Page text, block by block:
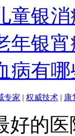
童银
年银
病有
专家 | 权威技术 | 康
好的